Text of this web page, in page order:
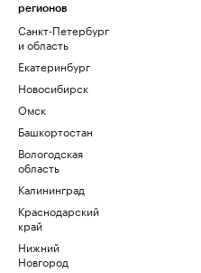
регионов
Санкт-Петербург
и область
Екатеринбург
Новосибирск
Омск
Башкортостан
Вологодская
область
Калининград
Краснодарский
край
Нижний
Новгород